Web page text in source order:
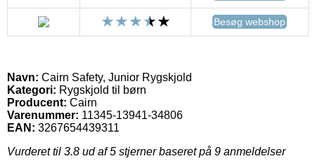
Besøg webshop
Navn: Cairn Safety, Junior Rygskjold
Kategori: Rygskjold til børn
Producent: Cairn
Varenummer: 11345-13941-34806
EAN: 3267654439311
Vurderet til 3.8 ud af 5 stjerner baseret på 9 anmeldelser